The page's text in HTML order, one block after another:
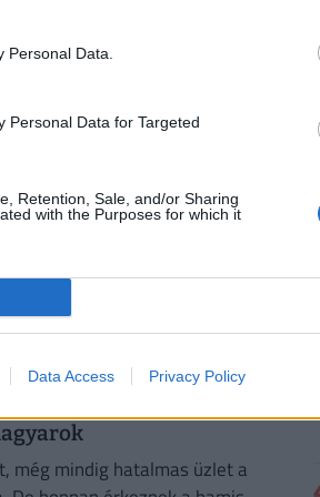
Data.
Personal Data for Targeted
Retention, Sale, and/or Sharing
with the Purposes for which it
Data Access Privacy Policy
érdekében a vállalat a
22 óra közötti idősávban
megyékben pörög
még mindig hatalmas üzlet a